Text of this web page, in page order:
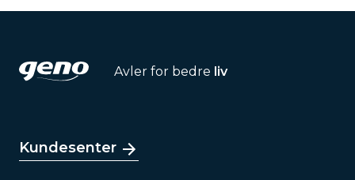
Avler for bedre liv
Kundesenter